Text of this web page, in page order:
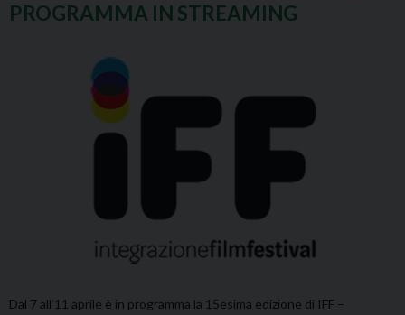
PROGRAMMA IN STREAMING
Dal 7 all’11 aprile è in programma la 15esima edizione di IFF –